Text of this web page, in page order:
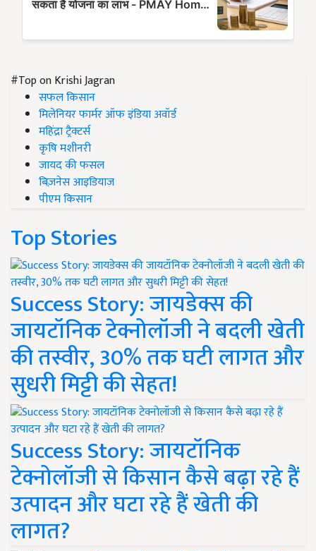
#Top on Krishi Jagran
सफल किसान
मिलेनियर फार्मर ऑफ इंडिया अवॉर्ड
महिंद्रा ट्रैक्टर्स
कृषि मशीनरी
जायद की फसल
बिज़नेस आइडियाज
पीएम किसान
Top Stories
Success Story: जायडेक्स की
जायटॉनिक टेक्नोलॉजी ने बदली खेती
की तस्वीर, 30% तक घटी लागत और
सुधरी मिट्टी की सेहत!
Success Story: जायटॉनिक
टेक्नोलॉजी से किसान कैसे बढ़ा रहे हैं
उत्पादन और घटा रहे हैं खेती की
लागत?